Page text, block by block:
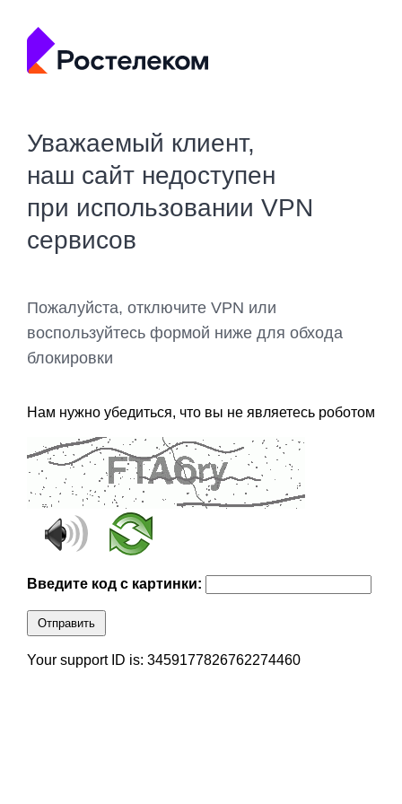
Уважаемый клиент,
наш сайт недоступен
при использовании VPN
сервисов
Пожалуйста, отключите VPN или
воспользуйтесь формой ниже для обхода
блокировки
Нам нужно убедиться, что вы не являетесь роботом
Введите код с картинки:
Отправить
Your support ID is: 3459177826762274460